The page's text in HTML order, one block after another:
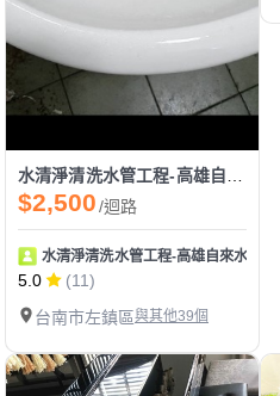
水清淨清洗水管工程-高雄自來水管清洗/高雄水塔清洗推薦/高雄熱水器除垢/高雄全戶水大塔過濾
$2,500/迴路
水清淨清洗水管工程-高雄自來水管清
5.0
(11)
台南市左鎮區與其他39個